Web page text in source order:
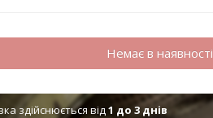
Немає в наявності
здійснюється від1 до 3 днів